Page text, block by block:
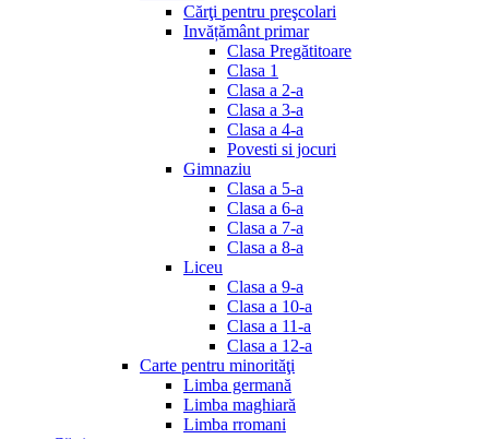
Cărţi pentru preşcolari
Invățământ primar
Clasa Pregătitoare
Clasa 1
Clasa a 2-a
Clasa a 3-a
Clasa a 4-a
Povesti si jocuri
Gimnaziu
Clasa a 5-a
Clasa a 6-a
Clasa a 7-a
Clasa a 8-a
Liceu
Clasa a 9-a
Clasa a 10-a
Clasa a 11-a
Clasa a 12-a
Carte pentru minorităţi
Limba germană
Limba maghiară
Limba rromani